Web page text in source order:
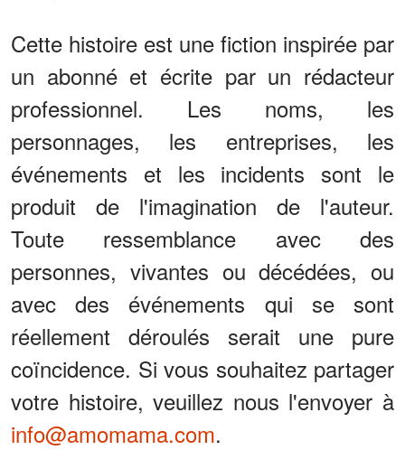
Cette histoire est une fiction inspirée par
un abonné et écrite par un rédacteur
professionnel. Les noms, les
personnages, les entreprises, les
événements et les incidents sont le
produit de l'imagination de l'auteur.
Toute ressemblance avec des
personnes, vivantes ou décédées, ou
avec des événements qui se sont
réellement déroulés serait une pure
coïncidence. Si vous souhaitez partager
votre histoire, veuillez nous l'envoyer à
info@amomama.com.